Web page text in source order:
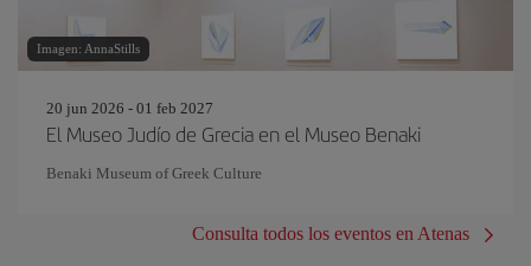
Imagen: AnnaStills
20 jun 2026 - 01 feb 2027
El Museo Judío de Grecia en el Museo Benaki
Benaki Museum of Greek Culture
Consulta todos los eventos en Atenas